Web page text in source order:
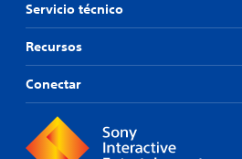
Servicio técnico
Recursos
Conectar